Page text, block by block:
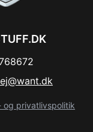
og privatlivspolitik